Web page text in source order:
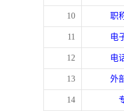
10 职
11 电
12 电
13 外
14